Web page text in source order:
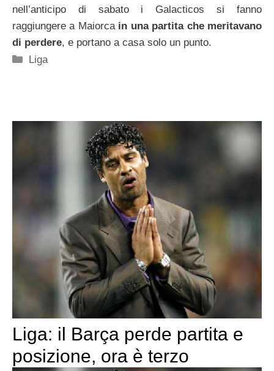
nell’anticipo di sabato i Galacticos si fanno
raggiungere a Maiorca in una partita che meritavano
di perdere, e portano a casa solo un punto.
Categorie
Liga
Liga: il Barça perde partita e
posizione, ora è terzo